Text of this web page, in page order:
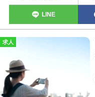
LINE
求人